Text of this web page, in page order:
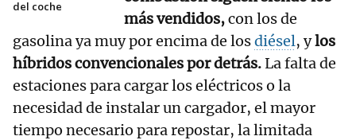
del coche
más vendidos,con los de
gasolina ya muy por encima de losdiésel, ylos
híbridos convencionales por detrás.La falta de
estaciones para cargar los eléctricos o la
necesidad de instalar un cargador, el mayor
tiempo necesario para repostar, la limitada